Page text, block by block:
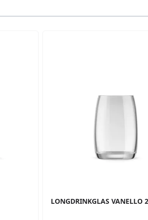
LONGDRINKGLAS VANELLO